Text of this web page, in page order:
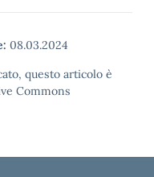
08.03.2024
questo articolo è
Commons